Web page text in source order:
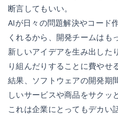
断言してもいい。
AIが日々の問題解決やコード
くれるから、開発チームは
新しいアイデアを生み出した
り組んだりすることに費やせ
結果、ソフトウェアの開発期
しいサービスや商品をサクッ
これは企業にとってもデカい